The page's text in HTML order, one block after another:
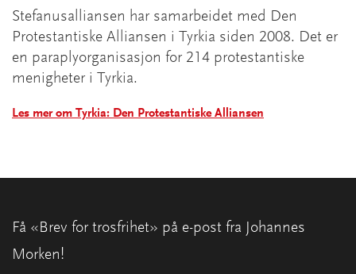
Stefanusalliansen har samarbeidet med Den
Protestantiske Alliansen i Tyrkia siden 2008. Det er
en paraplyorganisasjon for 214 protestantiske
menigheter i Tyrkia.
Les mer om Tyrkia: Den Protestantiske Alliansen
Få «Brev for trosfrihet» på e-post fra Johannes
Morken!